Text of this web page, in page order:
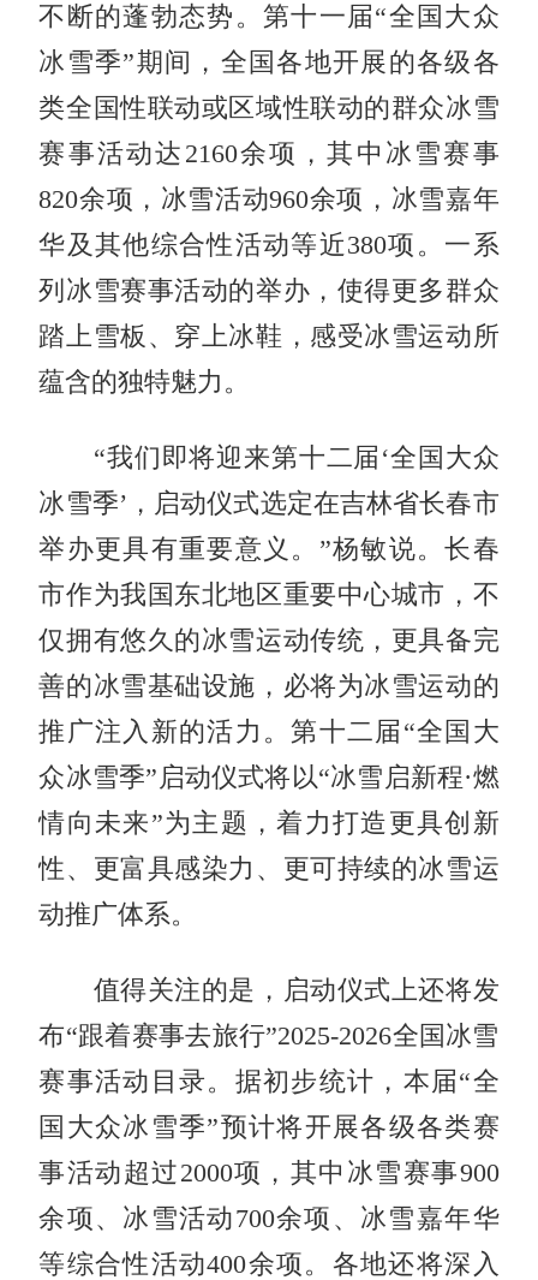
不断的蓬勃态势。第十一届“全国大众
冰雪季”期间，全国各地开展的各级各
类全国性联动或区域性联动的群众冰雪
赛事活动达2160余项，其中冰雪赛事
820余项，冰雪活动960余项，冰雪嘉年
华及其他综合性活动等近380项。一系
列冰雪赛事活动的举办，使得更多群众
踏上雪板、穿上冰鞋，感受冰雪运动所
蕴含的独特魅力。
“我们即将迎来第十二届‘全国大众
冰雪季’，启动仪式选定在吉林省长春市
举办更具有重要意义。”杨敏说。长春
市作为我国东北地区重要中心城市，不
仅拥有悠久的冰雪运动传统，更具备完
善的冰雪基础设施，必将为冰雪运动的
推广注入新的活力。第十二届“全国大
众冰雪季”启动仪式将以“冰雪启新程·燃
情向未来”为主题，着力打造更具创新
性、更富具感染力、更可持续的冰雪运
动推广体系。
值得关注的是，启动仪式上还将发
布“跟着赛事去旅行”2025-2026全国冰雪
赛事活动目录。据初步统计，本届“全
国大众冰雪季”预计将开展各级各类赛
事活动超过2000项，其中冰雪赛事900
余项、冰雪活动700余项、冰雪嘉年华
等综合性活动400余项。各地还将深入